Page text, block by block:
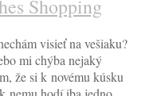
Shopping
visieť na vešiaku?
mi chýba nejaký
že si k novému kúsku